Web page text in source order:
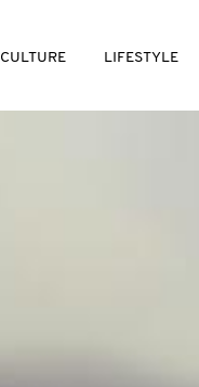
CULTURE LIFESTYLE